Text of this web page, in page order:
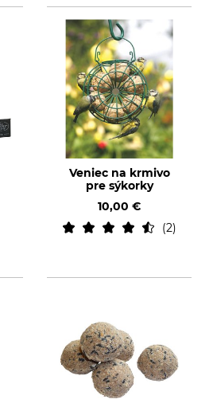
Veniec na krmivo
pre sýkorky
10,00 €
2